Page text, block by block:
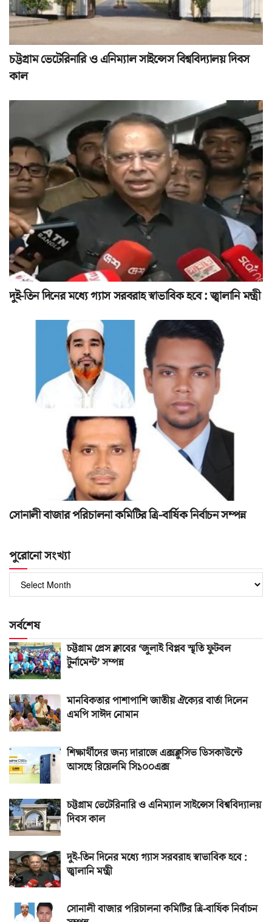
চট্টগ্রাম ভেটেরিনারি ও এনিম্যাল সাইন্সেস বিশ্ববিদ্যালয় দিবস
কাল
দুই-তিন দিনের মধ্যে গ্যাস সরবরাহ স্বাভাবিক হবে : জ্বালানি মন্ত্রী
সোনালী বাজার পরিচালনা কমিটির ত্রি-বার্ষিক নির্বাচন সম্পন্ন
পুরোনো সংখ্যা
পুরোনো
সংখ্যা
সর্বশেষ
চট্টগ্রাম প্রেস ক্লাবের ‘জুলাই বিপ্লব স্মৃতি ফুটবল
টুর্নামেন্ট’ সম্পন্ন
মানবিকতার পাশাপাশি জাতীয় ঐক্যের বার্তা দিলেন
এমপি সাঈদ নোমান
শিক্ষার্থীদের জন্য দারাজে এক্সক্লুসিভ ডিসকাউন্টে
আসছে রিয়েলমি সি১০০এক্স
চট্টগ্রাম ভেটেরিনারি ও এনিম্যাল সাইন্সেস বিশ্ববিদ্যালয়
দিবস কাল
দুই-তিন দিনের মধ্যে গ্যাস সরবরাহ স্বাভাবিক হবে :
জ্বালানি মন্ত্রী
সোনালী বাজার পরিচালনা কমিটির ত্রি-বার্ষিক নির্বাচন